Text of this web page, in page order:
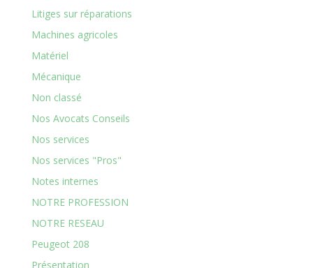
Litiges sur réparations
Machines agricoles
Matériel
Mécanique
Non classé
Nos Avocats Conseils
Nos services
Nos services "Pros"
Notes internes
NOTRE PROFESSION
NOTRE RESEAU
Peugeot 208
Présentation